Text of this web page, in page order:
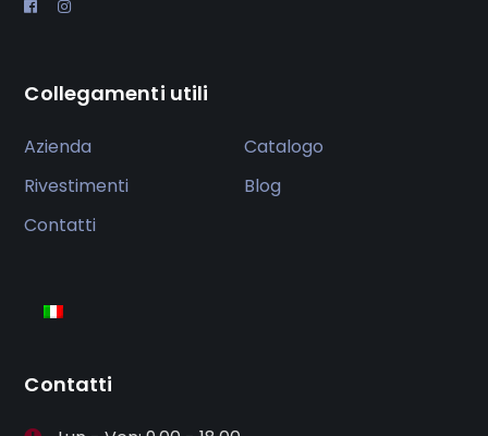
Collegamenti utili
Azienda
Catalogo
Rivestimenti
Blog
Contatti
Contatti